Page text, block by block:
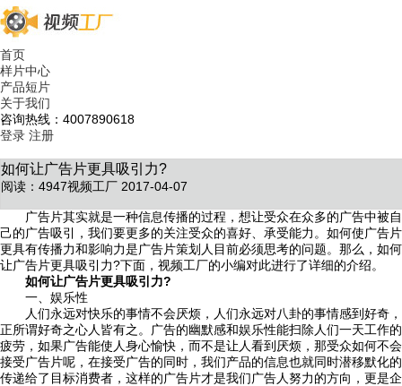
首页
样片中心
产品短片
关于我们
咨询热线：4007890618
登录 注册
如何让广告片更具吸引力?
阅读：4947视频工厂 2017-04-07
广告片其实就是一种信息传播的过程，想让受众在众多的广告中被自
己的广告吸引，我们要更多的关注受众的喜好、承受能力。如何使广告片
更具有传播力和影响力是广告片策划人目前必须思考的问题。那么，如何
让广告片更具吸引力?下面，视频工厂的小编对此进行了详细的介绍。
如何让广告片更具吸引力?
一、娱乐性
人们永远对快乐的事情不会厌烦，人们永远对八卦的事情感到好奇，
正所谓好奇之心人皆有之。广告的幽默感和娱乐性能扫除人们一天工作的
疲劳，如果广告能使人身心愉快，而不是让人看到厌烦，那受众如何不会
接受广告片呢，在接受广告的同时，我们产品的信息也就同时潜移默化的
传递给了目标消费者，这样的广告片才是我们广告人努力的方向，更是企